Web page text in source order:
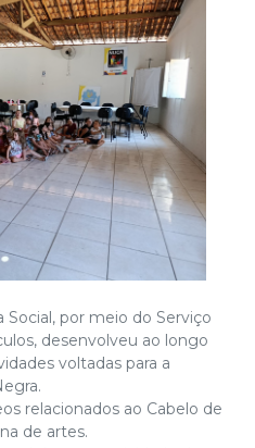
Social, por meio do Serviço
desenvolveu ao longo
voltadas para a
relacionados ao Cabelo de
de artes.